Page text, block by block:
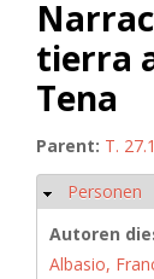
tierra
Tena
Parent: T.
Hide
Personen
Autoren
Albasio,